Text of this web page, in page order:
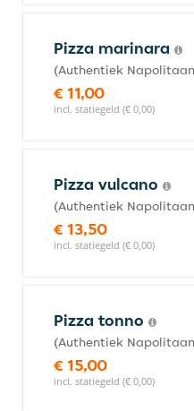
Pizza marinara
(Authentiek
€ 11,00
incl. statiegeld (€ 0,00)
Pizza vulcano
(Authentiek
€ 13,50
incl. statiegeld (€ 0,00)
Pizza tonno
(Authentiek
€ 15,00
incl. statiegeld (€ 0,00)